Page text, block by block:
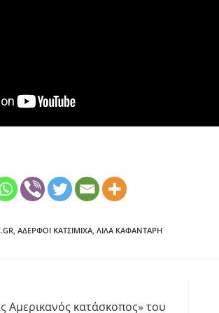
, ΑΔΕΡΦΟΊ ΚΑΤΣΙΜΊΧΑ, ΛΊΛΑ ΚΑΦΑΝΤΆΡΗ
Αμερικανός κατάσκοπος» του